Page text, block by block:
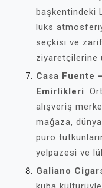
başkentindeki
lüks
seçkisi ve
ziyaretçilerine
Casa Fuente
Emirlikleri:
alışveriş
mağaza,
puro
yelpazesi ve
Galiano